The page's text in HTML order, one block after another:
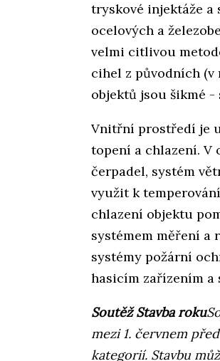
tryskové injektáže
ocelových a
velmi citlivou
cihel z původních (v
objektů jsou šikmé
Vnitřní prostředí je
topení a chlazení. V
čerpadel, systém
využit k
chlazení objektu
systémem měření a
systémy požární
hasicím zařízením a
Soutěž Stavba roku
mezi 1. červnem
kategorií. Stavbu